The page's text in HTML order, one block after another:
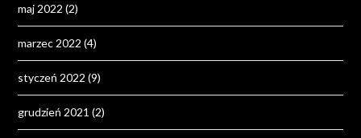
maj 2022 (2)
marzec 2022 (4)
styczeń 2022 (9)
grudzień 2021 (2)